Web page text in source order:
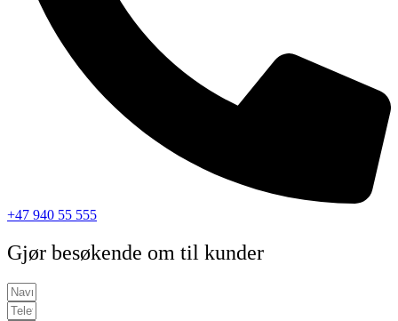
+47 940 55 555
Gjør besøkende om til kunder